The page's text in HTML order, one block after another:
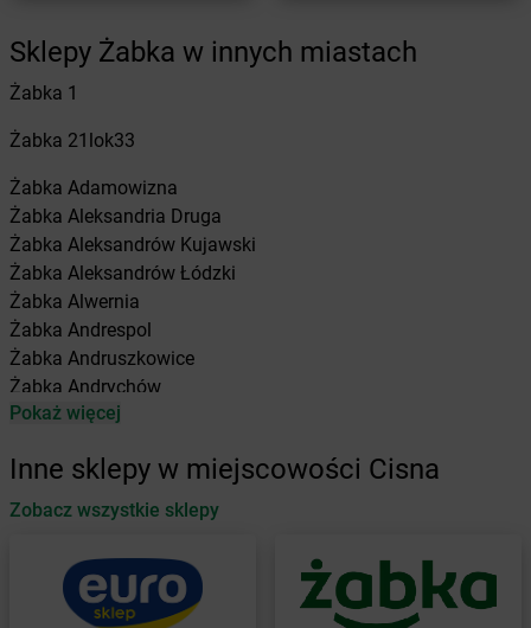
Sklepy Żabka w innych miastach
Żabka 1
Żabka 21lok33
Żabka Adamowizna
Żabka Aleksandria Druga
Żabka Aleksandrów Kujawski
Żabka Aleksandrów Łódzki
Żabka Alwernia
Żabka Andrespol
Żabka Andruszkowice
Żabka Andrychów
Żabka Antonie
Żabka Automat
Żabka Babica
Babimost
Baborów
Pokaż więcej
Inne sklepy w miejscowości Cisna
Zobacz wszystkie sklepy